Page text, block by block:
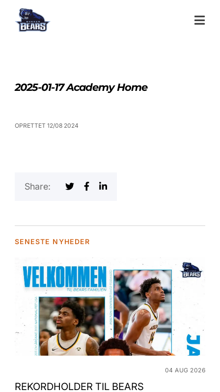
2025-01-17 Academy Home
OPRETTET 12/08 2024
Share:
SENESTE NYHEDER
04 AUG 2026
REKORDHOLDER TIL BEARS